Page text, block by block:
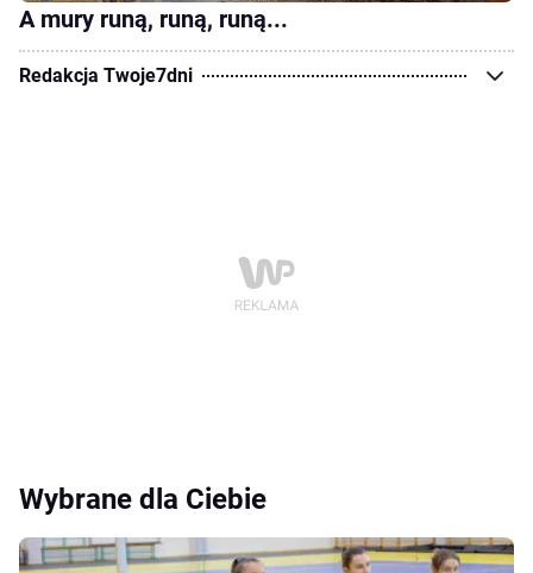
A mury runą, runą, runą...
Redakcja Twoje7dni
Wybrane dla Ciebie